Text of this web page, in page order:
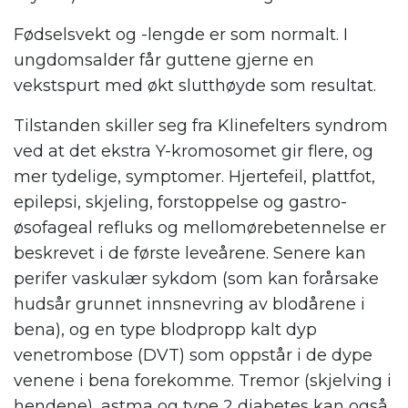
Fødselsvekt og -lengde er som normalt. I
ungdomsalder får guttene gjerne en
vekstspurt med økt slutthøyde som resultat.
Tilstanden skiller seg fra Klinefelters syndrom
ved at det ekstra Y-kromosomet gir flere, og
mer tydelige, symptomer. Hjertefeil, plattfot,
epilepsi, skjeling, forstoppelse og gastro-
øsofageal refluks og mellomørebetennelse er
beskrevet i de første leveårene. Senere kan
perifer vaskulær sykdom (som kan forårsake
hudsår grunnet innsnevring av blodårene i
bena), og en type blodpropp kalt dyp
venetrombose (DVT) som oppstår i de dype
venene i bena forekomme. Tremor (skjelving i